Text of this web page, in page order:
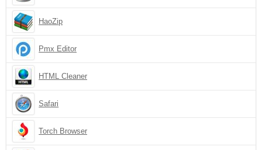
HaoZip
Pmx Editor
HTML Cleaner
Safari
Torch Browser